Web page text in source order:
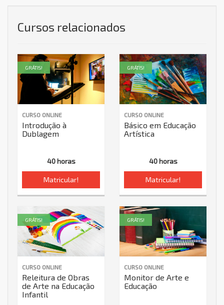
Cursos relacionados
CURSO ONLINE
Introdução à
Dublagem
40 horas
Matricular!
GRÁTIS!
CURSO ONLINE
Básico em Educação
Artística
40 horas
Matricular!
GRÁTIS!
CURSO ONLINE
Releitura de Obras
de Arte na Educação
Infantil
GRÁTIS!
CURSO ONLINE
Monitor de Arte e
Educação
GRÁTIS!